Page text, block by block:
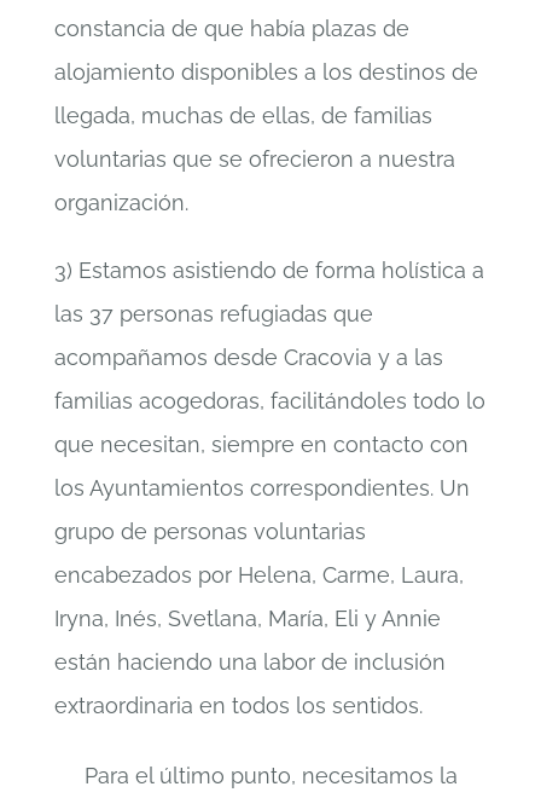
constancia de que había plazas de
alojamiento disponibles a los destinos de
llegada, muchas de ellas, de familias
voluntarias que se ofrecieron a nuestra
organización.
3) Estamos asistiendo de forma holística a
las 37 personas refugiadas que
acompañamos desde Cracovia y a las
familias acogedoras, facilitándoles todo lo
que necesitan, siempre en contacto con
los Ayuntamientos correspondientes. Un
grupo de personas voluntarias
encabezados por Helena, Carme, Laura,
Iryna, Inés, Svetlana, María, Eli y Annie
están haciendo una labor de inclusión
extraordinaria en todos los sentidos.
Para el último punto, necesitamos la